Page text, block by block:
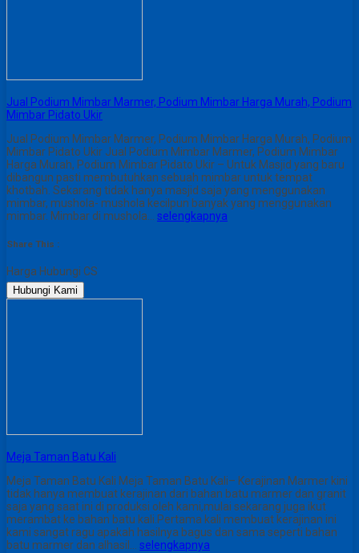
Jual Podium Mimbar Marmer, Podium Mimbar Harga Murah, Podium
Mimbar Pidato Ukir
Jual Podium Mimbar Marmer, Podium Mimbar Harga Murah, Podium
Mimbar Pidato Ukir Jual Podium Mimbar Marmer, Podium Mimbar
Harga Murah, Podium Mimbar Pidato Ukir – Untuk Masjid yang baru
dibangun pasti membutuhkan sebuah mimbar untuk tempat
khotbah. Sekarang tidak hanya masjid saja yang menggunakan
mimbar, mushola- mushola kecilpun banyak yang menggunakan
mimbar. Mimbar di mushola… selengkapnya
Share This :
Harga Hubungi CS
Hubungi Kami
Meja Taman Batu Kali
Meja Taman Batu Kali Meja Taman Batu Kali– Kerajinan Marmer kini
tidak hanya membuat kerajinan dari bahan batu marmer dan granit
saja yang saat ini di produksi oleh kami,mulai sekarang juga ikut
merambat ke bahan batu kali.Pertama kali membuat kerajinan ini
kami sangat ragu apakah hasilnya bagus dan sama seperti bahan
batu marmer dan alhasil… selengkapnya